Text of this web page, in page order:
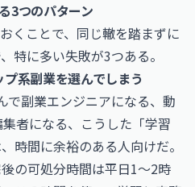
3つのパターン
くことで、同じ轍を踏まずに
特に多い失敗が3つある。
系副業を選んでしまう
で副業エンジニアになる、動
者になる、こうした「学習
時間に余裕のある人向けだ。
の可処分時間は平日1〜2時